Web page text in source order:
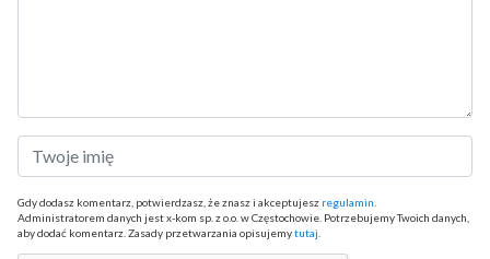
Gdy dodasz komentarz, potwierdzasz, że znasz i akceptujesz regulamin
Administratorem danych jest x-kom sp. z o.o. w Częstochowie. Potrzebujemy Twoich danych,
aby dodać komentarz. Zasady przetwarzania opisujemytutaj